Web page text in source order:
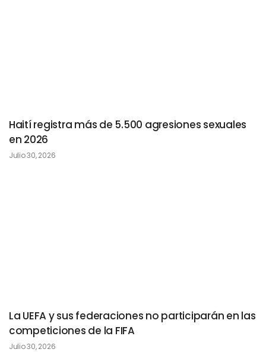
Haití registra más de 5.500 agresiones sexuales
en 2026
Julio 30, 2026
La UEFA y sus federaciones no participarán en las
competiciones de la FIFA
Julio 30, 2026